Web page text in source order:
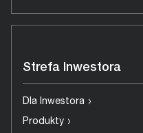
Strefa Inwestora
Dla Inwestora ›
Produkty ›